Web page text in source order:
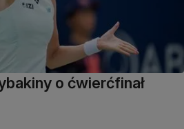
o ćwierćfinał